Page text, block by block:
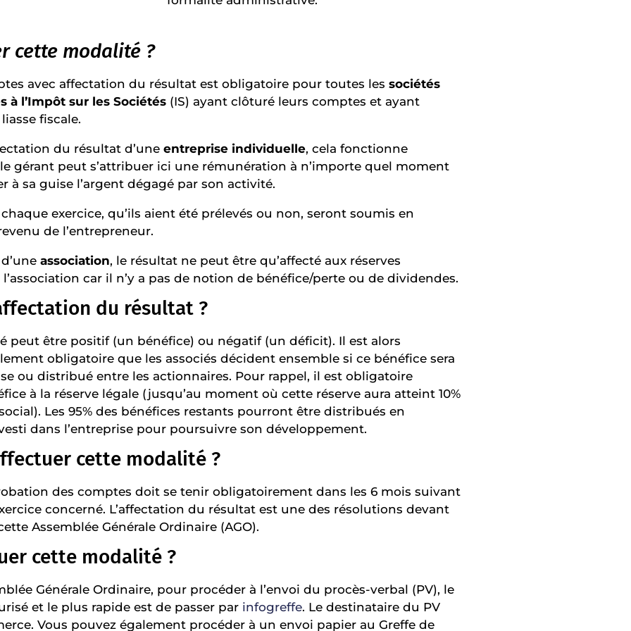
cette modalité ?
avec affectation du résultat est obligatoire pour toutes les sociétés
à l’Impôt sur les Sociétés (IS) ayant clôturé leurs comptes et ayant
fiscale.
du résultat d’une entreprise individuelle, cela fonctionne
gérant peut s’attribuer ici une rémunération à n’importe quel moment
à sa guise l’argent dégagé par son activité.
exercice, qu’ils aient été prélevés ou non, seront soumis en
de l’entrepreneur.
association, le résultat ne peut être qu’affecté aux réserves
car il n’y a pas de notion de bénéfice/perte ou de dividendes.
du résultat ?
peut être positif (un bénéfice) ou négatif (un déficit). Il est alors
obligatoire que les associés décident ensemble si ce bénéfice sera
ou distribué entre les actionnaires. Pour rappel, il est obligatoire
à la réserve légale (jusqu’au moment où cette réserve aura atteint 10%
Les 95% des bénéfices restants pourront être distribués en
dans l’entreprise pour poursuivre son développement.
cette modalité ?
des comptes doit se tenir obligatoirement dans les 6 mois suivant
concerné. L’affectation du résultat est une des résolutions devant
Assemblée Générale Ordinaire (AGO).
cette modalité ?
Générale Ordinaire, pour procéder à l’envoi du procès-verbal (PV), le
et le plus rapide est de passer par infogreffe. Le destinataire du PV
Vous pouvez également procéder à un envoi papier au Greffe de